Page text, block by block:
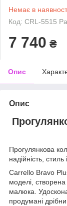
Немає в
Код: CRL-5515
7 740 ₴
Опис
Опис
Прогулянкова
надійність,
Carrello Bravo
моделі,
малюка.
продумані